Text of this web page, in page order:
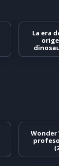
La era
Wonder